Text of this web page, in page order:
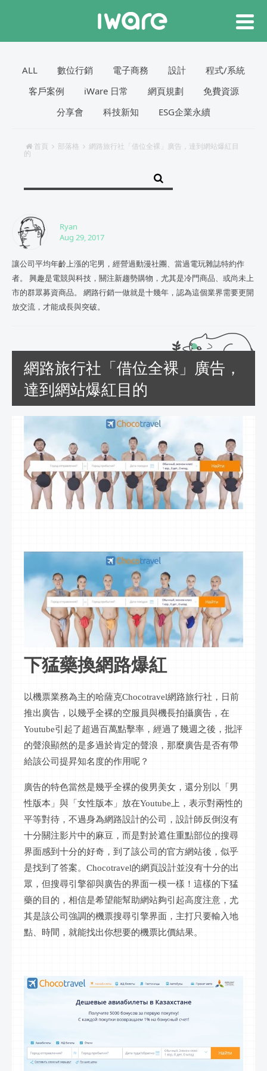
ALL 數位行銷 電子商務 設計
程式/系統
客戶案例
iWare 日常 網頁規劃
免費資源
分享會
科技新知 ESG企業永續
首頁 部落格 網路旅行社「借位全裸」廣告，達到網站爆紅目
的
Ryan
Aug 29, 2017
讓公司平均年齡上漲的宅男，經營過動漫社團、當過電玩雜誌特約作
者。 興趣是電競與科技，關注新趨勢購物，尤其是冷門商品、或尚未上
市的群眾募資商品。 網路行銷一做就是十幾年，認為這個業界需要更開
放交流，才能成長與突破。
網路旅行社「借位全裸」廣告，
達到網站爆紅目的
下猛藥換網路爆紅
以機票業務為主的哈薩克Chocotravel網路旅行社，日前
推出廣告，以幾乎全裸的空服員與機長拍攝廣告，在
Youtube引起了超過百萬點擊率，經過了幾週之後，批評
的聲浪顯然的是多過於肯定的聲浪，那麼廣告是否有帶
給該公司提昇知名度的作用呢？
廣告的特色當然是幾乎全裸的俊男美女，還分別以「男
性版本」與「女性版本」放在Youtube上，表示對兩性的
平等對待，不過身為網路設計的公司，設計師反倒沒有
十分關注影片中的麻豆，而是對於遮住重點部位的搜尋
界面感到十分的好奇，到了該公司的官方網站後，似乎
是找到了答案。Chocotravel的網頁設計並沒有十分的出
眾，但搜尋引擎卻與廣告的界面一模一樣！這樣的下猛
藥的目的，相信是希望能幫助網站夠引起高度注意，尤
其是該公司強調的機票搜尋引擎界面，主打只要輸入地
點、時間，就能找出你想要的機票比價結果。